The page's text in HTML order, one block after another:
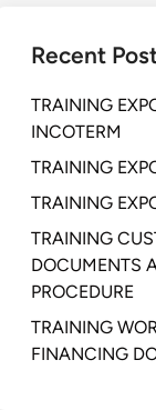
Recent
TRAINING
INCOTERM
TRAINING
TRAINING
TRAINING
DOCUMENTS
PROCEDURE
TRAINING
FINANCING